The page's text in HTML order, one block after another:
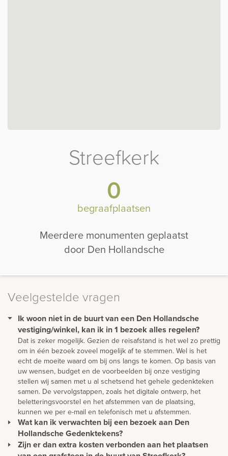
Streefkerk
0
begraafplaatsen
Meerdere monumenten geplaatst
door Den Hollandsche
Veelgestelde vragen
Ik woon niet in de buurt van een Den Hollandsche
vestiging/winkel, kan ik in 1 bezoek alles regelen?
Dat is zeker mogelijk. Gezien de reisafstand is het wel zo prettig
om in één bezoek zoveel mogelijk af te stemmen. Wel is het
echt de moeite waard om bij ons langs te komen. Op basis van
uw wensen, budget en de voorbeelden bij onze vestiging
stellen wij samen met u al schetsend het gehele gedenkteken
samen. De vervolgstappen, zoals het digitale ontwerp, het
beletteringsvoorstel en het afstemmen van de plaatsing,
kunnen we per e-mail en telefonisch met u afstemmen.
Wat kan ik verwachten bij een bezoek aan Den
Hollandsche Gedenktekens?
In een prettige sfeer en in alle rust kunt u de vele voorbeelden
Zijn er dan extra kosten verbonden aan het plaatsen